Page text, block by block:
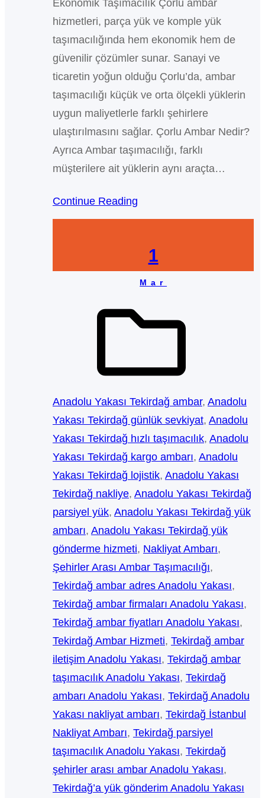
Ekonomik Taşımacılık Çorlu ambar
hizmetleri, parça yük ve komple yük
taşımacılığında hem ekonomik hem de
güvenilir çözümler sunar. Sanayi ve
ticaretin yoğun olduğu Çorlu’da, ambar
taşımacılığı küçük ve orta ölçekli yüklerin
uygun maliyetlerle farklı şehirlere
ulaştırılmasını sağlar. Çorlu Ambar Nedir?
Ayrıca Ambar taşımacılığı, farklı
müşterilere ait yüklerin aynı araçta…
Continue Reading
1
Mar
Anadolu Yakası Tekirdağ ambar, Anadolu
Yakası Tekirdağ günlük sevkiyat, Anadolu
Yakası Tekirdağ hızlı taşımacılık, Anadolu
Yakası Tekirdağ kargo ambarı, Anadolu
Yakası Tekirdağ lojistik, Anadolu Yakası
Tekirdağ nakliye, Anadolu Yakası Tekirdağ
parsiyel yük, Anadolu Yakası Tekirdağ yük
ambarı, Anadolu Yakası Tekirdağ yük
gönderme hizmeti, Nakliyat Ambarı
Şehirler Arası Ambar Taşımacılığı
Tekirdağ ambar adres Anadolu Yakası
Tekirdağ ambar firmaları Anadolu Yakası
Tekirdağ ambar fiyatları Anadolu Yakası
Tekirdağ Ambar Hizmeti, Tekirdağ ambar
iletişim Anadolu Yakası, Tekirdağ ambar
taşımacılık Anadolu Yakası, Tekirdağ
ambarı Anadolu Yakası, Tekirdağ Anadolu
Yakası nakliyat ambarı, Tekirdağ İstanbul
Nakliyat Ambarı, Tekirdağ parsiyel
taşımacılık Anadolu Yakası, Tekirdağ
şehirler arası ambar Anadolu Yakası
Tekirdağ’a yük gönderim Anadolu Yakası